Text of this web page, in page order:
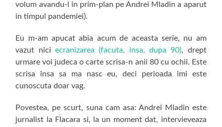
volum avandu-l in prim-plan pe Andrei Mladin a aparut
in timpul pandemiei).
Eu m-am apucat abia acum de aceasta serie, nu am
vazut niciecranizarea (facuta, insa, dupa 90), drept
urmare voi judeca o carte scrisa-n anii 80 cu ochii. Este
scrisa insa sa ma nasc eu, deci perioada imi este
cunoscuta doar vag.
Povestea, pe scurt, suna cam asa: Andrei Mladin este
jurnalist la Flacara si, la un moment dat, intervieveaza